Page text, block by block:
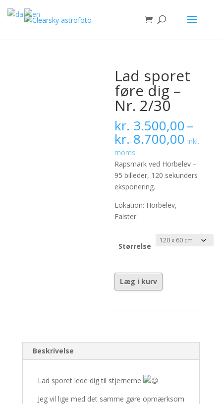
Lad sporet
føre dig –
Nr. 2/30
kr. 3.500,00–
kr. 8.700,00
kr.
til
kr.
Inkl.
moms
Rapsmark ved Horbelev –
95 billeder, 120 sekunders
eksponering.
Lokation: Horbelev,
Falster.
Størrelse
Lad
sporet
dig
antal
Læg i kurv
Beskrivelse
Lad sporet lede dig til stjernerne
Jeg vil lige med det samme gøre opmærksom